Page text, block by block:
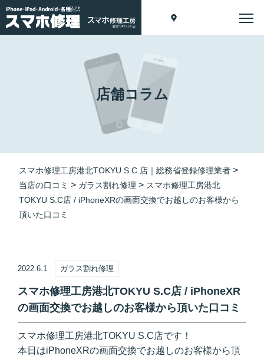
店舗コラム
スマホ修理工房港北TOKYU S.C.店｜総務省登録修理業者 >
当店の口コミ > ガラス割れ修理 > スマホ修理工房港北
TOKYU S.C店 / iPhoneXRの画面交換でお越しのお客様から
頂いた口コミ
2022.6.1 ガラス割れ修理
スマホ修理工房港北TOKYU S.C店 / iPhoneXR
の画面交換でお越しのお客様から頂いた口コミ
スマホ修理工房港北TOKYU S.C店です！
本日はiPhoneXRの画面交換でお越しのお客様から頂